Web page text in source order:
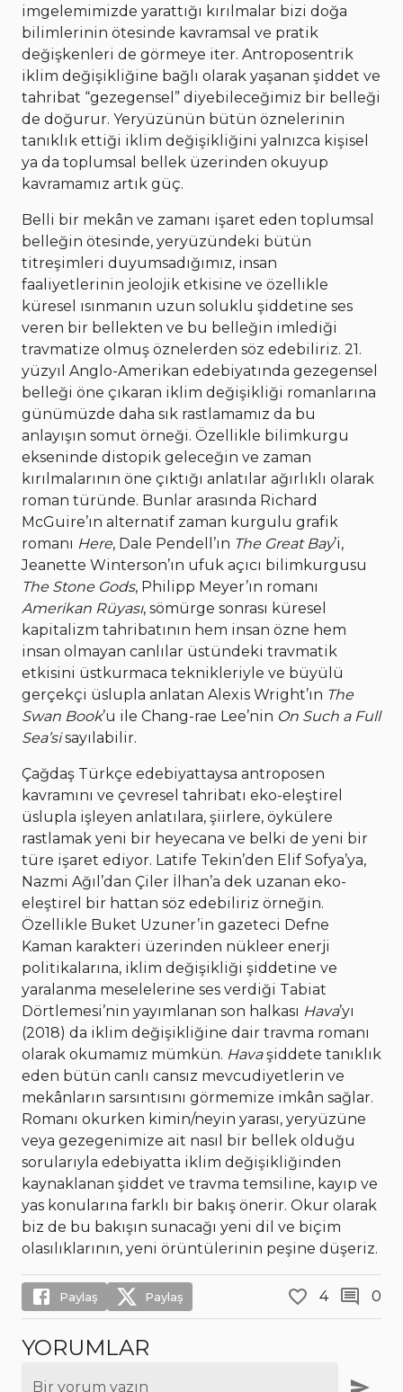
imgelemimizde yarattığı kırılmalar bizi doğa
bilimlerinin ötesinde kavramsal ve pratik
değişkenleri de görmeye iter. Antroposentrik
iklim değişikliğine bağlı olarak yaşanan şiddet ve
tahribat “gezegensel” diyebileceğimiz bir belleği
de doğurur. Yeryüzünün bütün öznelerinin
tanıklık ettiği iklim değişikliğini yalnızca kişisel
ya da toplumsal bellek üzerinden okuyup
kavramamız artık güç.
Belli bir mekân ve zamanı işaret eden toplumsal
belleğin ötesinde, yeryüzündeki bütün
titreşimleri duyumsadığımız, insan
faaliyetlerinin jeolojik etkisine ve özellikle
küresel ısınmanın uzun soluklu şiddetine ses
veren bir bellekten ve bu belleğin imlediği
travmatize olmuş öznelerden söz edebiliriz. 21.
yüzyıl Anglo-Amerikan edebiyatında gezegensel
belleği öne çıkaran iklim değişikliği romanlarına
günümüzde daha sık rastlamamız da bu
anlayışın somut örneği. Özellikle bilimkurgu
ekseninde distopik geleceğin ve zaman
kırılmalarının öne çıktığı anlatılar ağırlıklı olarak
roman türünde. Bunlar arasında Richard
McGuire’ın alternatif zaman kurgulu grafik
romanı Here, Dale Pendell’ın The Great Bay’i,
Jeanette Winterson’ın ufuk açıcı bilimkurgusu
The Stone Gods, Philipp Meyer’ın romanı
Amerikan Rüyası, sömürge sonrası küresel
kapitalizm tahribatının hem insan özne hem
insan olmayan canlılar üstündeki travmatik
etkisini üstkurmaca teknikleriyle ve büyülü
gerçekçi üslupla anlatan Alexis Wright’ın The
Swan Book’u ile Chang-rae Lee’nin On Such a Full
Sea’sisayılabilir.
Çağdaş Türkçe edebiyattaysa antroposen
kavramını ve çevresel tahribatı eko-eleştirel
üslupla işleyen anlatılara, şiirlere, öykülere
rastlamak yeni bir heyecana ve belki de yeni bir
türe işaret ediyor. Latife Tekin’den Elif Sofya’ya,
Nazmi Ağıl’dan Çiler İlhan’a dek uzanan eko-
eleştirel bir hattan söz edebiliriz örneğin.
Özellikle Buket Uzuner’in gazeteci Defne
Kaman karakteri üzerinden nükleer enerji
politikalarına, iklim değişikliği şiddetine ve
yaralanma meselelerine ses verdiği Tabiat
Dörtlemesi’nin yayımlanan son halkası Hava’yı
(2018) da iklim değişikliğine dair travma romanı
olarak okumamız mümkün. Havaşiddete tanıklık
eden bütün canlı cansız mevcudiyetlerin ve
mekânların sarsıntısını görmemize imkân sağlar.
Romanı okurken kimin/neyin yarası, yeryüzüne
veya gezegenimize ait nasıl bir bellek olduğu
sorularıyla edebiyatta iklim değişikliğinden
kaynaklanan şiddet ve travma temsiline, kayıp ve
yas konularına farklı bir bakış önerir. Okur olarak
biz de bu bakışın sunacağı yeni dil ve biçim
olasılıklarının, yeni örüntülerinin peşine düşeriz.
Paylaş Paylaş 4 0
YORUMLAR
Bir yorum yazın